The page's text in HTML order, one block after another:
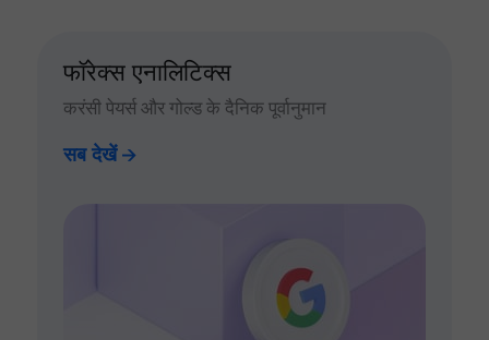
फॉरेक्स एनालिटिक्स
करंसी पेयर्स और गोल्ड के दैनिक पूर्वानुमान
सब देखें